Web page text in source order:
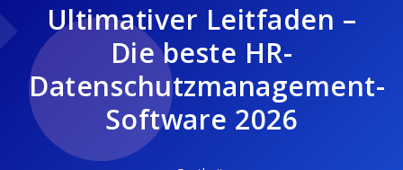
Ultimativer Leitfaden –
Die beste HR-
Datenschutzmanagement-
Software 2026